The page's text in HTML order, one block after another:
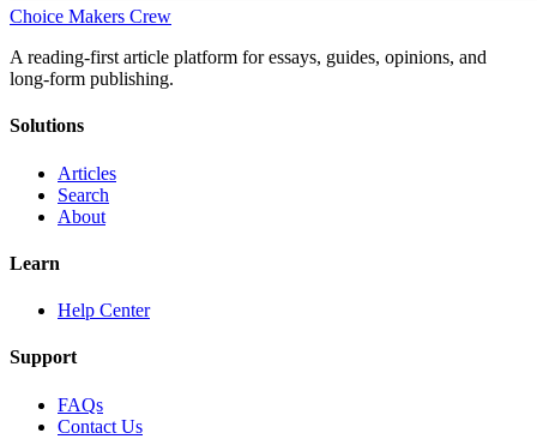
Choice Makers Crew
A reading-first article platform for essays, guides, opinions, and
long-form publishing.
Solutions
Articles
Search
About
Learn
Help Center
Support
FAQs
Contact Us